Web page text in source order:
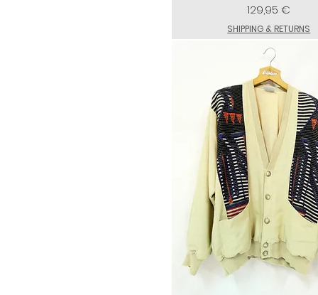
Preis
129,95 €
SHIPPING & RETURNS